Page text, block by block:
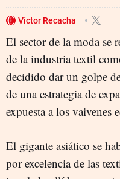
Víctor Recacha
El sector de la moda se
de la industria textil
decidido dar un golpe
de una estrategia de
expuesta a los vaivenes
El gigante asiático se
por excelencia de las